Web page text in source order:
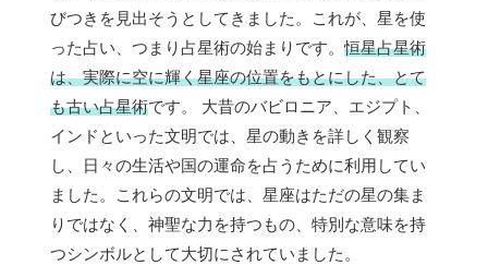
びつきを見出そうとしてきました。これが、星を使
った占い、つまり占星術の始まりです。恒星占星術
は、実際に空に輝く星座の位置をもとにした、とて
も古い占星術です。 大昔のバビロニア、エジプト、
インドといった文明では、星の動きを詳しく観察
し、日々の生活や国の運命を占うために利用してい
ました。これらの文明では、星座はただの星の集ま
りではなく、神聖な力を持つもの、特別な意味を持
つシンボルとして大切にされていました。